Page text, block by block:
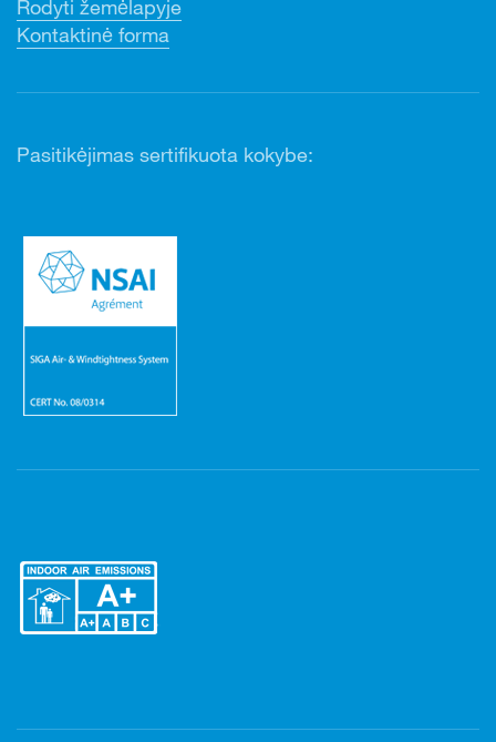
Rodyti žemėlapyje
Kontaktinė forma
Pasitikėjimas sertifikuota kokybe: